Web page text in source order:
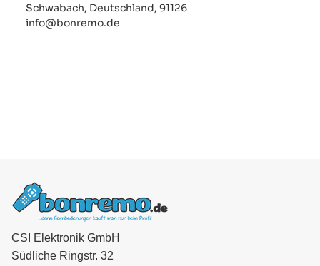
Schwabach, Deutschland, 91126
info@bonremo.de
CSI Elektronik GmbH
Südliche Ringstr. 32